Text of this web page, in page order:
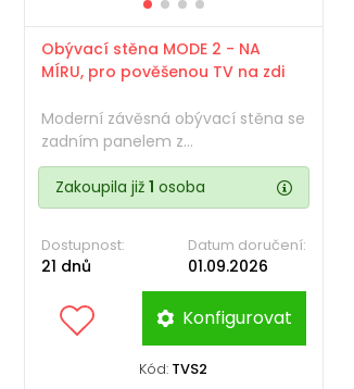
Obývací stěna MODE 2 - NA
MÍRU, pro pověšenou TV na zdi
Moderní závěsná obývací stěna se
zadním panelem z...
Zakoupila již 1 osoba
Dostupnost:
21 dnů
Datum doručení:
01.09.2026
Konfigurovat
Kód: TVS2